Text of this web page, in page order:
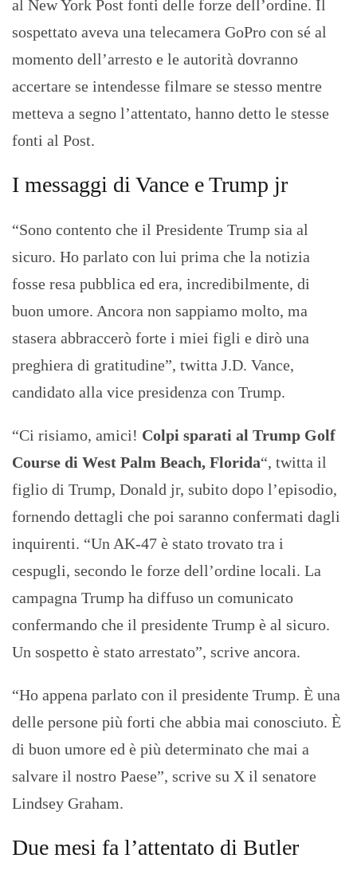
al New York Post fonti delle forze dell’ordine. Il
sospettato aveva una telecamera GoPro con sé al
momento dell’arresto e le autorità dovranno
accertare se intendesse filmare se stesso mentre
metteva a segno l’attentato, hanno detto le stesse
fonti al Post.
I messaggi di Vance e Trump jr
“Sono contento che il Presidente Trump sia al
sicuro. Ho parlato con lui prima che la notizia
fosse resa pubblica ed era, incredibilmente, di
buon umore. Ancora non sappiamo molto, ma
stasera abbraccerò forte i miei figli e dirò una
preghiera di gratitudine”, twitta J.D. Vance,
candidato alla vice presidenza con Trump.
“Ci risiamo, amici! Colpi sparati al Trump Golf
Course di West Palm Beach, Florida“, twitta il
figlio di Trump, Donald jr, subito dopo l’episodio,
fornendo dettagli che poi saranno confermati dagli
inquirenti. “Un AK-47 è stato trovato tra i
cespugli, secondo le forze dell’ordine locali. La
campagna Trump ha diffuso un comunicato
confermando che il presidente Trump è al sicuro.
Un sospetto è stato arrestato”, scrive ancora.
“Ho appena parlato con il presidente Trump. È una
delle persone più forti che abbia mai conosciuto. È
di buon umore ed è più determinato che mai a
salvare il nostro Paese”, scrive su X il senatore
Lindsey Graham.
Due mesi fa l’attentato di Butler